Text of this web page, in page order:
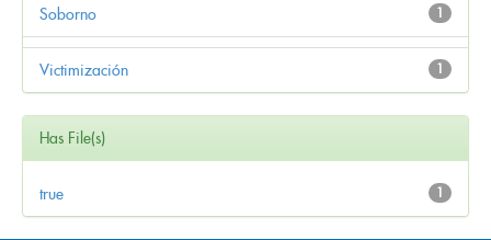
1
Soborno
1
Victimización
Has File(s)
1
true